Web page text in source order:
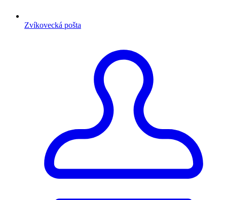
Zvíkovecká pošta